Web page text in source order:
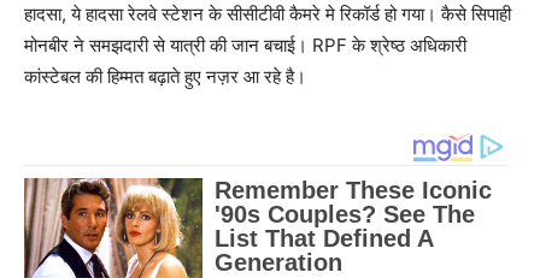
हादसा, ये हादसा रेलवे स्टेशन के सीसीटीवी कैमरे मे रिकॉर्ड हो गया। कैसे सिपाही
मोनबीर ने समझदारी से यात्री की जान बचाई। RPF के श्रेष्ठ अधिकारी
कांस्टेबल की हिम्मत बढ़ाते हुए नज़र आ रहे है।